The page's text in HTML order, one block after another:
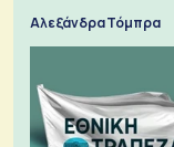
Αλεξάνδρα Τόμπρα